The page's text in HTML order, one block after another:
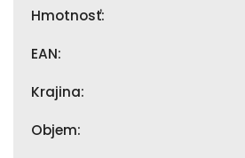
Hmotnosť:
EAN:
Krajina:
Objem: